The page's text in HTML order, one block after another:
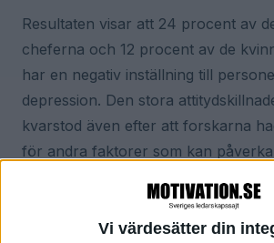
Vi värdesätter din
Resultaten visar att 24 procent av
cheferna och 12 procent av de
har en negativ inställning till
depression. Den stora
kvarstod även efter att forskarna
för andra faktorer som kan
vidare. De manliga cheferna hade
attityd till depression i elva av de tolv